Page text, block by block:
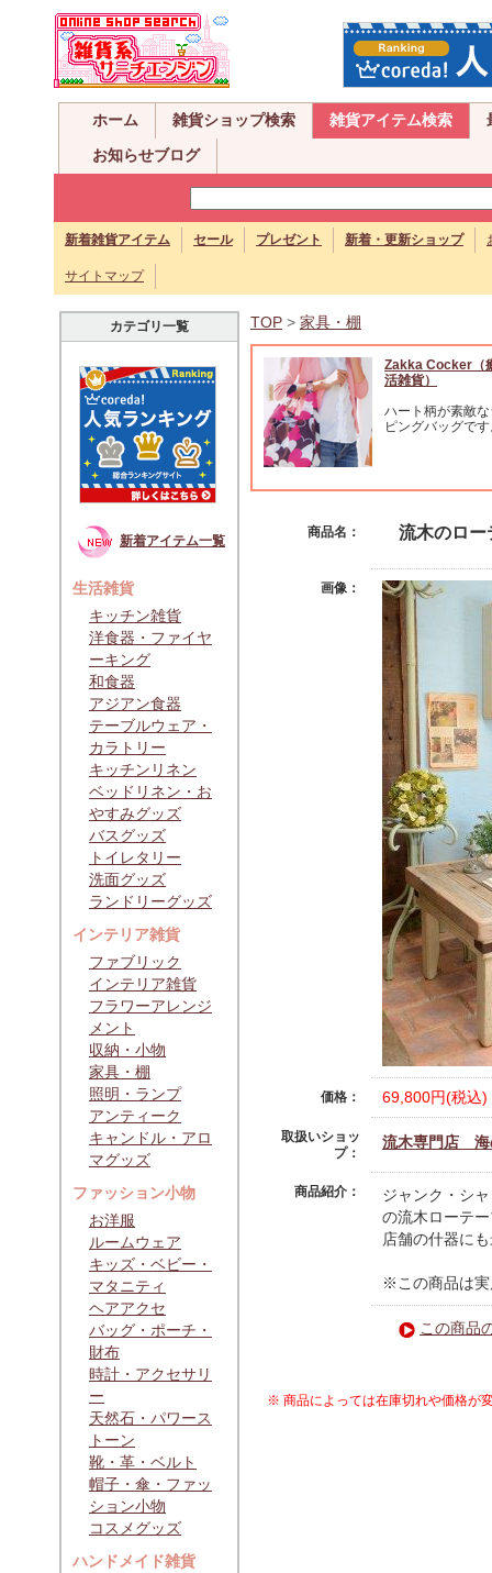
ホーム 雑貨ショップ検索 雑貨アイテム検索
お知らせブログ
新着雑貨アイテム セール プレゼント 新着・更新ショップ
サイトマップ
カテゴリ一覧
新着アイテム一覧
生活雑貨
キッチン雑貨
洋食器・ファイヤ
ーキング
和食器
アジアン食器
テーブルウェア・
カラトリー
キッチンリネン
ベッドリネン・お
やすみグッズ
バスグッズ
トイレタリー
洗面グッズ
ランドリーグッズ
インテリア雑貨
ファブリック
インテリア雑貨
フラワーアレンジ
メント
収納・小物
家具・棚
照明・ランプ
アンティーク
キャンドル・アロ
マグッズ
ファッション小物
お洋服
ルームウェア
キッズ・ベビー・
マタニティ
ヘアアクセ
バッグ・ポーチ・
財布
時計・アクセサリ
ー
天然石・パワース
トーン
靴・革・ベルト
帽子・傘・ファッ
ション小物
コスメグッズ
ハンドメイド雑貨
TOP > 家具・棚
Zakka Cocker（
活雑貨）
ハート柄が素敵
ピングバッグで
商品名： 流木のロー
画像：
価格： 69,800円(税込)
取扱いショッ
プ：
流木専門店 海
商品紹介：
ジャンク・シ
の流木ローテ
店舗の什器に
※この商品は実
この商品
※ 商品によっては在庫切れや価格が